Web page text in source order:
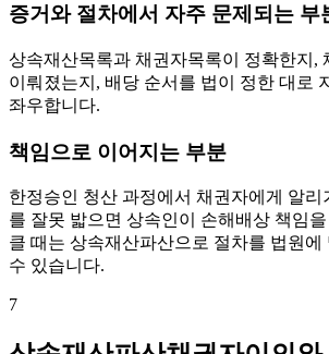
증거와 절차에서 자주 문제되는 부
상속재산목록과 채권자목록이 정확한지,
이뤄졌는지, 배당 순서를 법이 정한 대로
좌우합니다.
책임으로 이어지는 부분
한정승인 청산 과정에서 채권자에게 알
를 잘못 밟으면 상속인이 손해배상 책임을
클 때는 상속재산파산으로 절차를 법원에
수 있습니다.
7